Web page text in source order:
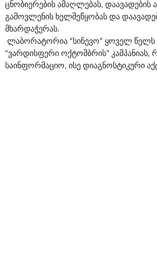
ცნობიერების ამაღლებას,
გამოვლენის ხელშეწყობას და
მხარდაჭერას.
ლაბორატორია “სინევო” ყოველ წელს
“ვარდისფერი ოქტომბრის”
საინფორმაციო, ისე დიაგნოსტიკური